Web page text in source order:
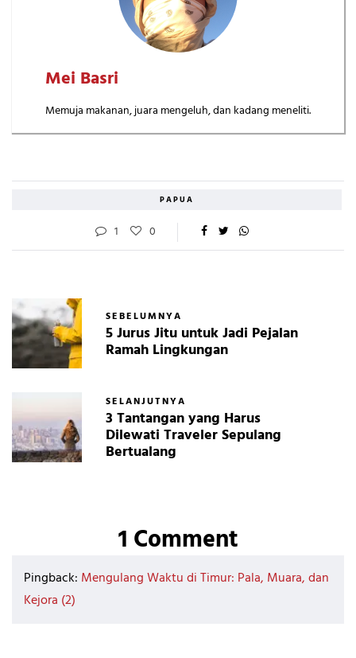
Mei Basri
Memuja makanan, juara mengeluh, dan kadang meneliti.
PAPUA
1 0
SEBELUMNYA
5 Jurus Jitu untuk Jadi Pejalan
Ramah Lingkungan
SELANJUTNYA
3 Tantangan yang Harus
Dilewati Traveler Sepulang
Bertualang
1 Comment
Pingback: Mengulang Waktu di Timur: Pala, Muara, dan
Kejora (2)